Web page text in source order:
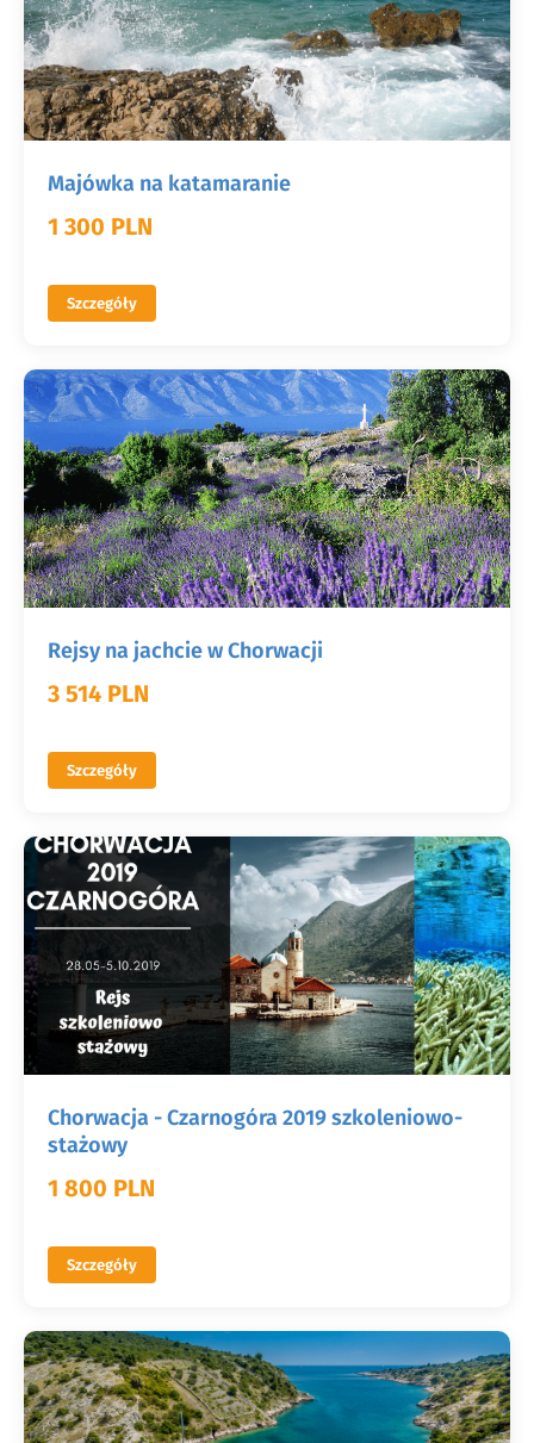
Majówka na katamaranie
1 300 PLN
Szczegóły
Rejsy na jachcie w Chorwacji
3 514 PLN
Szczegóły
Chorwacja - Czarnogóra 2019 szkoleniowo-
stażowy
1 800 PLN
Szczegóły